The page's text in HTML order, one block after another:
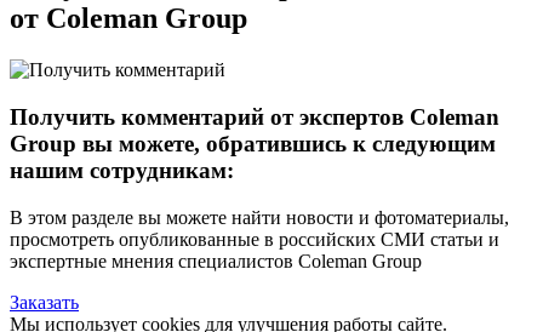
от Coleman Group
Получить комментарий от экспертов Coleman
Group вы можете, обратившись к следующим
нашим сотрудникам:
В этом разделе вы можете найти новости и фотоматериалы,
просмотреть опубликованные в российских СМИ статьи и
экспертные мнения специалистов Coleman Group
Заказать
Мы использует cookies для улучшения работы сайте.